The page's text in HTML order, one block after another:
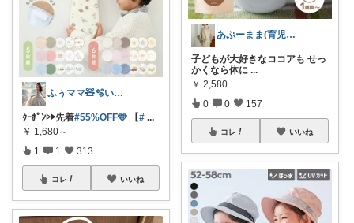
ふぅママ🧸🫧いつも有難うございます
ｸｰﾎﾟﾝ▷▶︎先着#55%OFF🩵 【# ...
￥ 1,680～
1 1 313
コレ いいね
あぷーまま(育児グッズ×ママグッズ)
子どもが大好きなココアも せっ
かくなら体に ...
￥ 2,580
0 0 157
コレ いいね